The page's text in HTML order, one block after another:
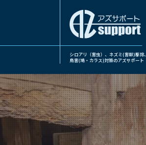
シロアリ（害虫）、ネズミ(害獣)駆除、
鳥害(鳩・カラス)対策のアズサポート